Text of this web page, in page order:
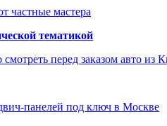
частные мастера
тематикой
перед заказом авто из
панелей под ключ в Москве